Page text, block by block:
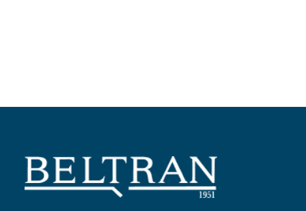
Taza Vespa 50 aniversario
606863M